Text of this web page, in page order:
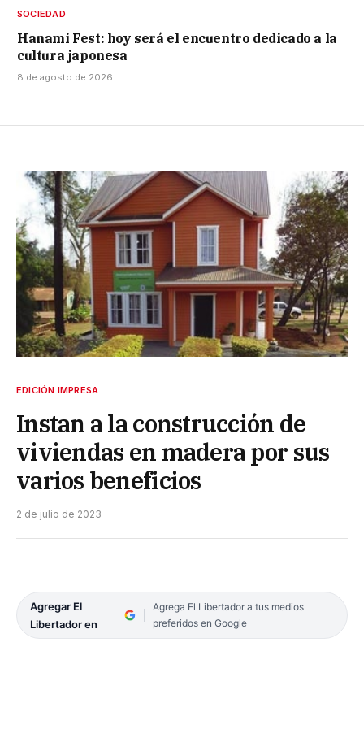
SOCIEDAD
Hanami Fest: hoy será el encuentro dedicado a la
cultura japonesa
8 de agosto de 2026
EDICIÓN IMPRESA
Instan a la construcción de
viviendas en madera por sus
varios beneficios
2 de julio de 2023
Agregar El
Libertador en
Agrega El Libertador a tus medios
preferidos en Google